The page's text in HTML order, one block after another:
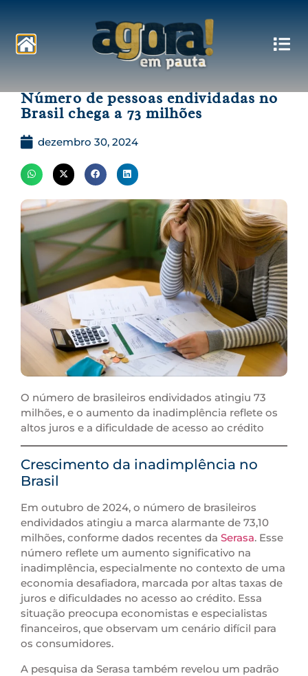
Número de pessoas endividadas no
Brasil chega a 73 milhões
dezembro 30, 2024
O número de brasileiros endividados atingiu 73
milhões, e o aumento da inadimplência reflete os
altos juros e a dificuldade de acesso ao crédito
Crescimento da inadimplência no
Brasil
Em outubro de 2024, o número de brasileiros
endividados atingiu a marca alarmante de 73,10
milhões, conforme dados recentes da Serasa. Esse
número reflete um aumento significativo na
inadimplência, especialmente no contexto de uma
economia desafiadora, marcada por altas taxas de
juros e dificuldades no acesso ao crédito. Essa
situação preocupa economistas e especialistas
financeiros, que observam um cenário difícil para
os consumidores.
A pesquisa da Serasa também revelou um padrão